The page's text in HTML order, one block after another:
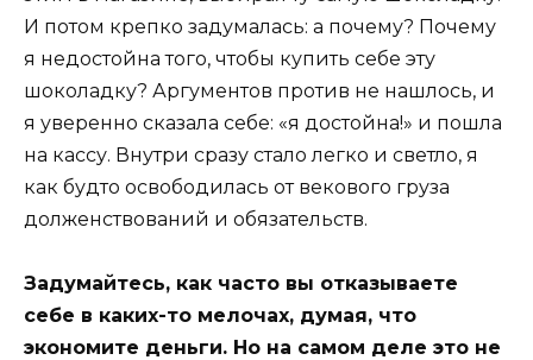
И потом крепко задумалась: а почему? Почему
я недостойна того, чтобы купить себе эту
шоколадку? Аргументов против не нашлось, и
я уверенно сказала себе: «я достойна!» и пошла
на кассу. Внутри сразу стало легко и светло, я
как будто освободилась от векового груза
долженствований и обязательств.
Задумайтесь, как часто вы отказываете
себе в каких-то мелочах, думая, что
экономите деньги. Но на самом деле это не